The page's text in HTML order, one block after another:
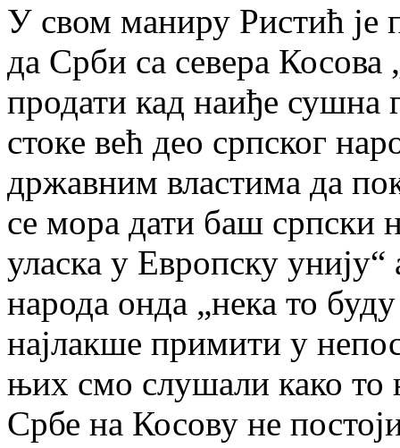
У свом маниру Ристић је
да Срби са севера Косова
продати кад наиђе сушна
стоке већ део српског
државним властима да
се мора дати баш српски
уласка у Европску
народа онда „нека то
најлакше примити у
њих смо слушали како то
Србе на Косову не